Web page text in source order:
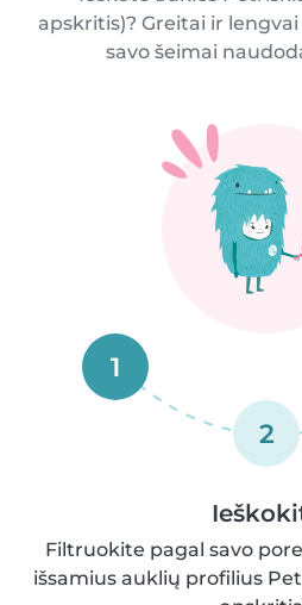
apskritis)? Greitai ir
savo šeimai
1
2
Filtruokite pagal savo
išsamius auklių profilius